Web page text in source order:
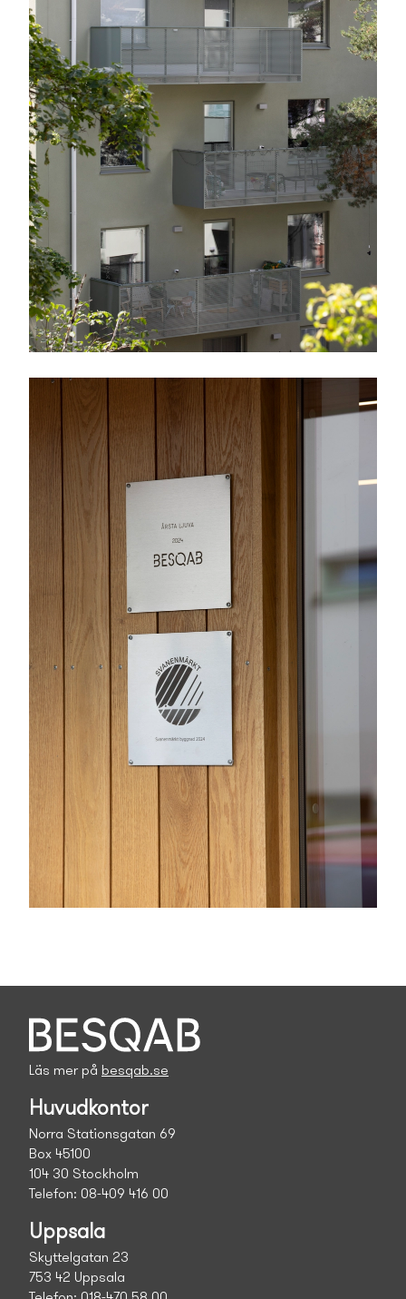
Läs mer på besqab.se
Huvudkontor
Norra Stationsgatan 69
Box 45100
104 30 Stockholm
Telefon: 08-409 416 00
Uppsala
Skyttelgatan 23
753 42 Uppsala